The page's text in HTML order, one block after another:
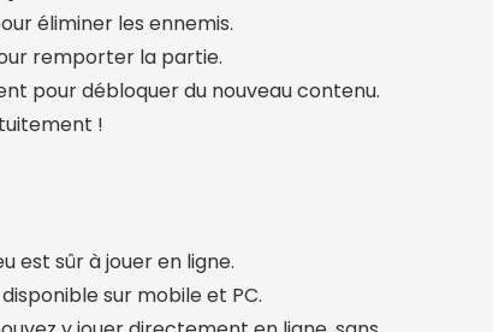
éliminer les ennemis.
remporter la partie.
pour débloquer du nouveau contenu.
!
est sûr à jouer en ligne.
sur mobile et PC.